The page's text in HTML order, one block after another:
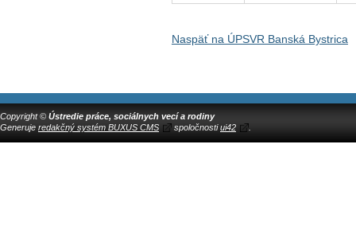
Naspäť na ÚPSVR Banská Bystrica
Copyright © Ústredie práce, sociálnych vecí a rodiny
Generuje redakčný systém BUXUS CMS spoločnostiui42